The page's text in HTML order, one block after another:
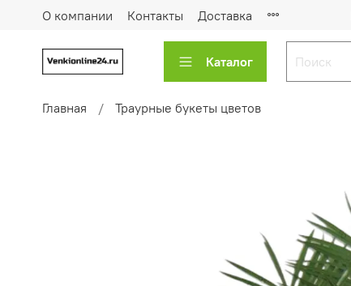
О компании Контакты Доставка
Каталог
Главная Траурные букеты цветов